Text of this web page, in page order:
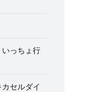
っちょ行
セルダイ